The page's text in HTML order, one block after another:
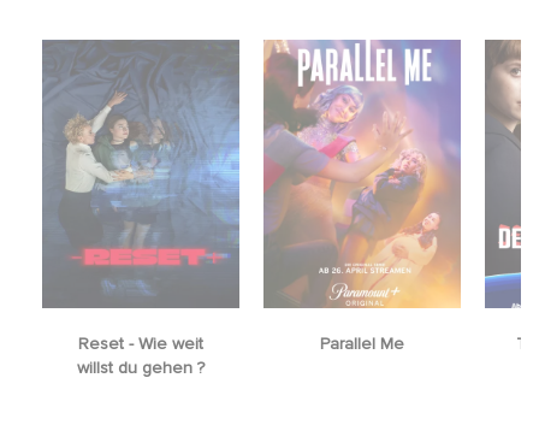
Reset - Wie weit
willst du gehen ?
Parallel Me